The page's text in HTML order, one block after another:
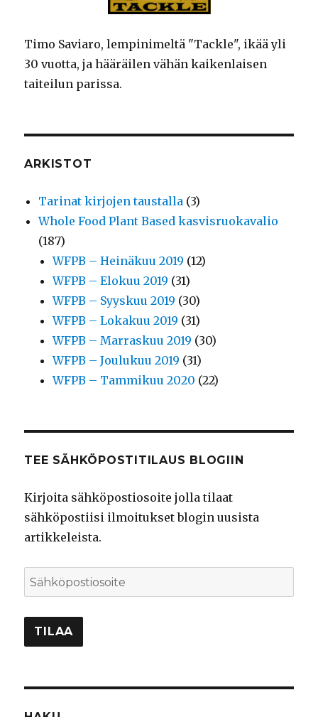
Timo Saviaro, lempinimeltä "Tackle", ikää yli
30 vuotta, ja hääräilen vähän kaikenlaisen
taiteilun parissa.
ARKISTOT
Tarinat kirjojen taustalla (3)
Whole Food Plant Based kasvisruokavalio
(187)
WFPB – Heinäkuu 2019 (12)
WFPB – Elokuu 2019 (31)
WFPB – Syyskuu 2019 (30)
WFPB – Lokakuu 2019 (31)
WFPB – Marraskuu 2019 (30)
WFPB – Joulukuu 2019 (31)
WFPB – Tammikuu 2020 (22)
TEE SÄHKÖPOSTITILAUS BLOGIIN
Kirjoita sähköpostiosoite jolla tilaat
sähköpostiisi ilmoitukset blogin uusista
artikkeleista.
Sähköpostiosoite
TILAA